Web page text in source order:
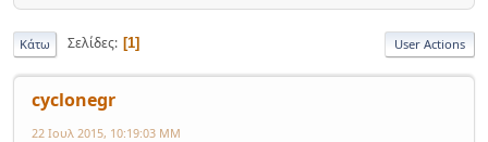
Κάτω Σελίδες 1 User Actions
cyclonegr
22 Ιουλ 2015, 10:19:03 ΜΜ